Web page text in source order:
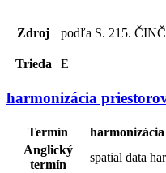
Zdroj podľa S. 215.
Trieda E
harmonizácia
Termín
Anglický
termín
spatial data